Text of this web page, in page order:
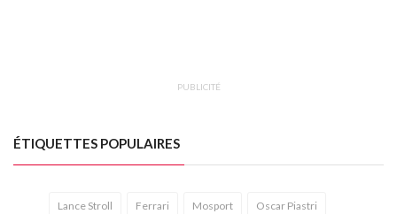
PUBLICITÉ
ÉTIQUETTES POPULAIRES
Lance Stroll Ferrari Mosport Oscar Piastri